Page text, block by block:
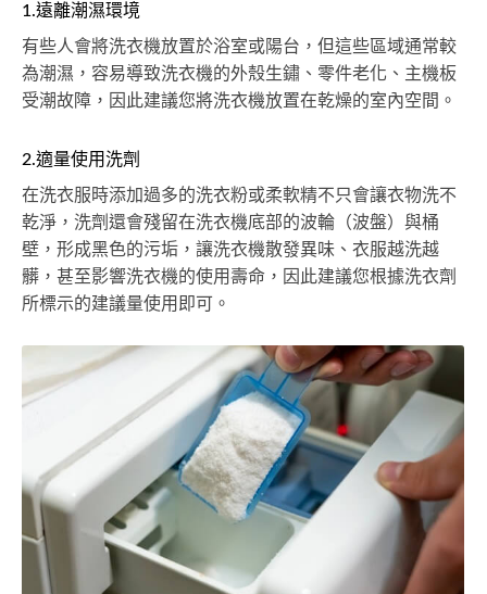
1.遠離潮濕環境
有些人會將洗衣機放置於浴室或陽台，但這些區域通常較
為潮濕，容易導致洗衣機的外殼生鏽、零件老化、主機板
受潮故障，因此建議您將洗衣機放置在乾燥的室內空間。
2.適量使用洗劑
在洗衣服時添加過多的洗衣粉或柔軟精不只會讓衣物洗不
乾淨，洗劑還會殘留在洗衣機底部的波輪（波盤）與桶
壁，形成黑色的污垢，讓洗衣機散發異味、衣服越洗越
髒，甚至影響洗衣機的使用壽命，因此建議您根據洗衣劑
所標示的建議量使用即可。